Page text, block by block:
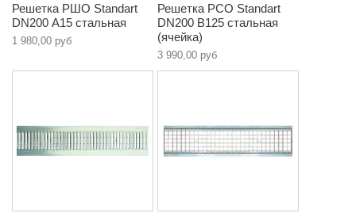
Решетка РШО Standart
DN200 А15 стальная
1 980,00 руб
Решетка РСО Standart
DN200 B125 стальная
(ячейка)
3 990,00 руб